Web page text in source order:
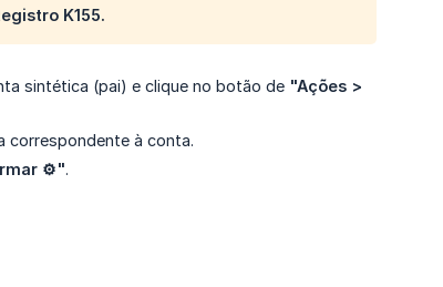
K155.
sintética (pai) e clique no botão de "Ações >
correspondente à conta.
⚙️".